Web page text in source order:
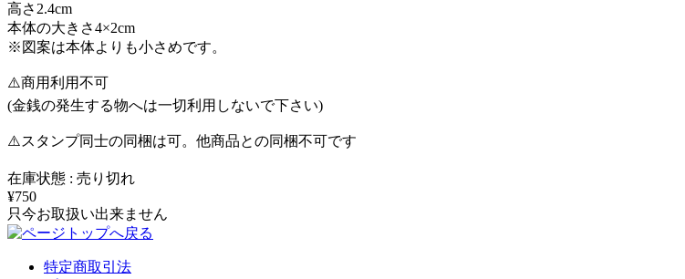
高さ2.4cm
本体の大きさ4×2cm
※図案は本体よりも小さめです。
⚠️商用利用不可
(金銭の発生する物へは一切利用しないで下さい)
⚠️スタンプ同士の同梱は可。他商品との同梱不可です
在庫状態 : 売り切れ
¥750
只今お取扱い出来ません
特定商取引法